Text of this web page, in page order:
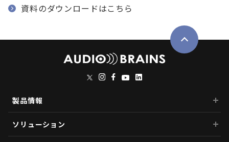
資料のダウンロードはこちら
製品情報
ソリューション